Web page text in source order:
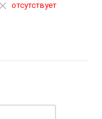
отсутствует